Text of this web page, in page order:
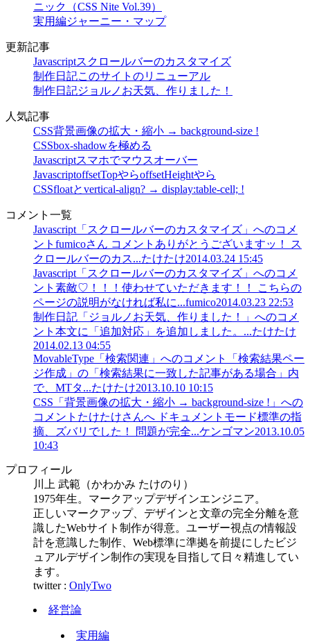
ニック（CSS Nite Vol.39）
実用編ジャーニー・マップ
更新記事
Javascriptスクロールバーのカスタマイズ
制作日記このサイトのリニューアル
制作日記ジョルノお天気、作りました！
人気記事
CSS背景画像の拡大・縮小 → background-size !
CSSbox-shadowを極める
Javascriptスマホでマウスオーバー
JavascriptoffsetTopやらoffsetHeightやら
CSSfloatとvertical-align? → display:table-cell; !
コメント一覧
Javascript「スクロールバーのカスタマイズ」へのコメ
ント fumicoさん コメントありがとうございますッ！ ス
クロールバーのカス...たけたけ2014.03.24 15:45
Javascript「スクロールバーのカスタマイズ」へのコメ
ント 素敵♡！！！使わせていただきます！！ こちらの
ページの説明がなければ私に...fumico2014.03.23 22:53
制作日記「ジョルノお天気、作りました！」へのコメ
ント 本文に「追加対応」を追加しました。...たけたけ
2014.02.13 04:55
MovableType「検索関連」へのコメント
「検索結果ペー
ジ作成」の「検索結果に一致した記事がある場合」内
で、MTタ...たけたけ2013.10.10 10:15
CSS「背景画像の拡大・縮小 → background-size !」への
コメント たけたけさんへ ドキュメントモード標準の指
摘、ズバリでした！ 問題が完全...ケンゴマン2013.10.05
10:43
プロフィール
川上 武範（かわかみ たけのり）
1975年生。マークアップデザインエンジニア。
正しいマークアップ、デザインと文章の完全分離を意
識したWebサイト制作が得意。ユーザー視点の情報設
計を意識した制作、Web標準に準拠を前提にしたビジ
ュアルデザイン制作の実現を目指して日々精進してい
ます。
twitter : OnlyTwo
経営論
実用編